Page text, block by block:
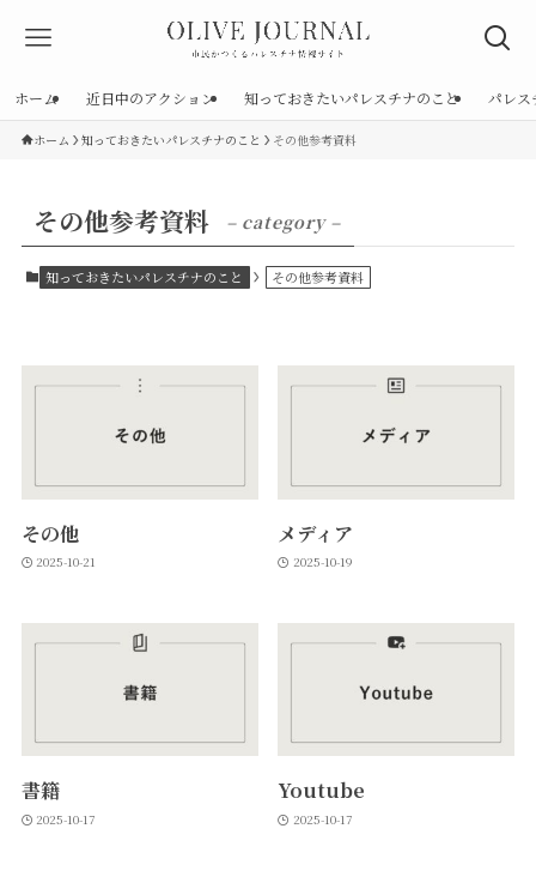
ホーム 近日中のアクション 知っておきたいパレスチナのこと パレス
ホーム 知っておきたいパレスチナのこと その他参考資料
その他参考資料 – category –
知っておきたいパレスチナのこと その他参考資料
その他
2025-10-21
メディア
2025-10-19
書籍
2025-10-17
Youtube
2025-10-17